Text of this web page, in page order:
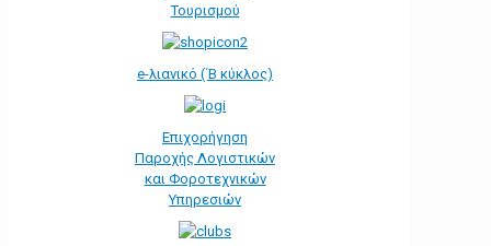
Τουρισμού
e-λιανικό (΄Β κύκλος)
Επιχορήγηση
Παροχής Λογιστικών
και Φοροτεχνικών
Υπηρεσιών